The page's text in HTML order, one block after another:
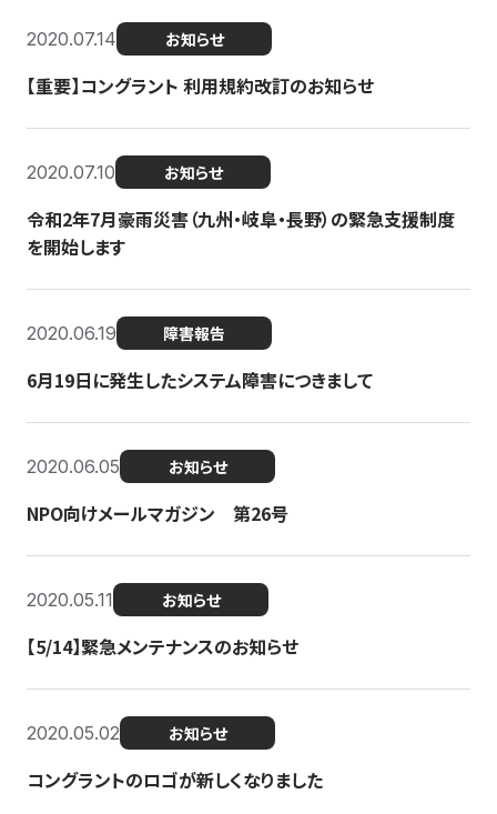
2020.07.14 お知らせ
【重要】コングラント 利用規約改訂のお知らせ
2020.07.10 お知らせ
令和2年7月豪雨災害（九州・岐阜・長野）の緊急支援制度
を開始します
2020.06.19 障害報告
6月19日に発生したシステム障害につきまして
2020.06.05 お知らせ
NPO向けメールマガジン 第26号
2020.05.11 お知らせ
【5/14】緊急メンテナンスのお知らせ
2020.05.02 お知らせ
コングラントのロゴが新しくなりました